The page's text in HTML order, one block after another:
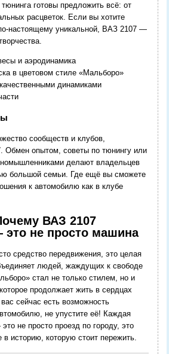
готовы предложить всё: от
расцветок. Если вы хотите
настоящему уникальной, ВАЗ 2107 —
и аэродинамика
в цветовом стиле «Мальборо»
динамиками
сообществ и клубов,
Обмен опытом, советы по тюнингу или
делают владельцев
большой семьи. Где ещё вы сможете
к автомобилю как в клубе
ВАЗ 2107
не просто машина
средство передвижения, это целая
людей, жаждущих к свободе
стал не только стилем, но и
продолжает жить в сердцах
сейчас есть возможность
не упустите её! Каждая
не просто проезд по городу, это
историю, которую стоит пережить.